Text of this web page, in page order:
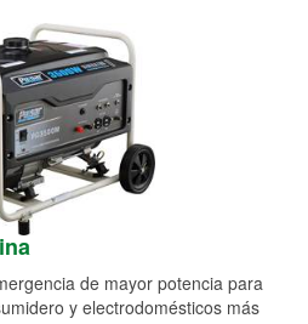
de mayor potencia para
y electrodomésticos más